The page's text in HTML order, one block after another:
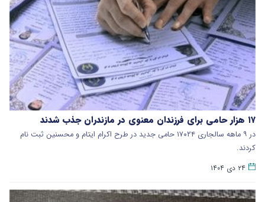
۱۷ هزار حامی برای فرزندان معنوی در مازندران جذب شدند
در ۹ ماهه سالجاری ۱۷۰۲۴ حامی جدید در طرح اکرام ایتام و محسنین ثبت نام
کردند.
۲۴ دی ۱۴۰۴